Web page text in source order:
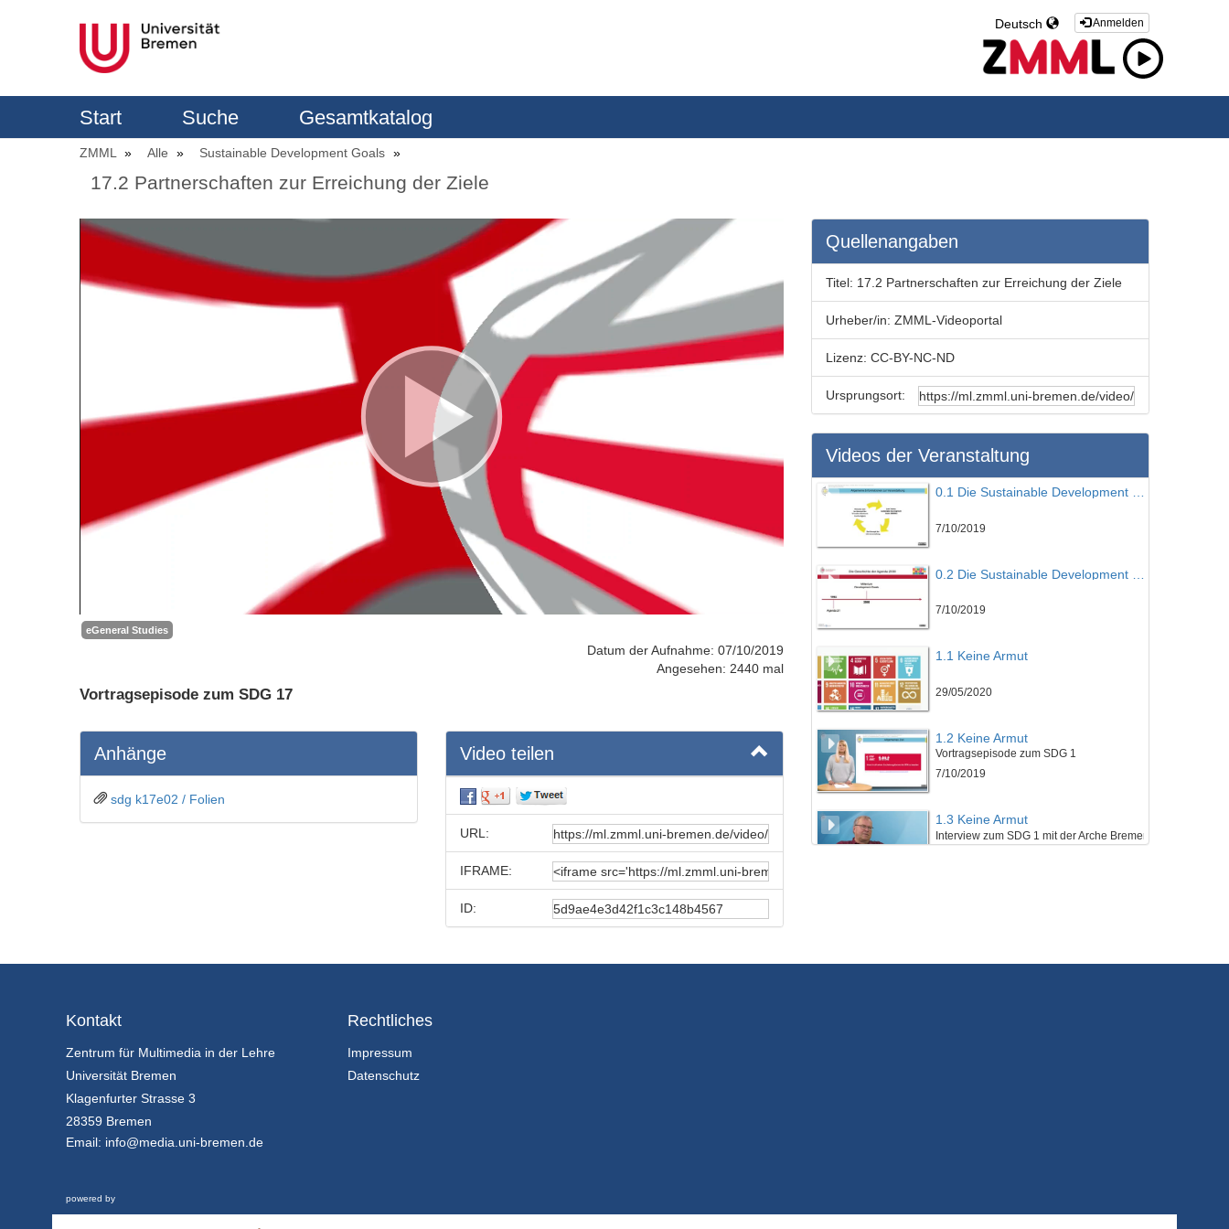
Anmelden
Deutsch
Start Suche Gesamtkatalog
ZMML Alle Sustainable Development Goals
17.2 Partnerschaften zur Erreichung der Ziele
eGeneral Studies
Datum der Aufnahme: 07/10/2019
Angesehen: 2440 mal
Vortragsepisode zum SDG 17
Anhänge
sdg k17e02 / Folien
Video teilen
URL:
IFRAME:
ID:
Quellenangaben
Titel: 17.2 Partnerschaften zur Erreichung der Ziele
Urheber/in: ZMML-Videoportal
Lizenz: CC-BY-NC-ND
Ursprungsort:
Videos der Veranstaltung
7/10/2019
7/10/2019
1.1 Keine Armut
29/05/2020
1.2 Keine Armut
Vortragsepisode zum SDG 1
7/10/2019
1.3 Keine Armut
Interview zum SDG 1 mit der Arche Bremen
Kontakt
Zentrum für Multimedia in der Lehre
Universität Bremen
Klagenfurter Strasse 3
28359 Bremen
Email: info@media.uni-bremen.de
Rechtliches
Impressum
Datenschutz
powered by